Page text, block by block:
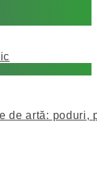
de artă: poduri,